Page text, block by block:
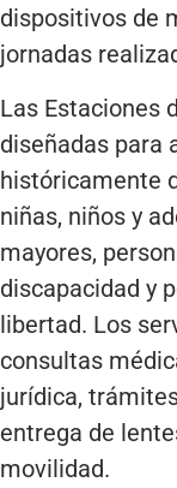
dispositivos de
jornadas
Las Estaciones
diseñadas para
históricamente
niñas, niños y
mayores,
discapacidad y
libertad. Los
consultas
jurídica,
entrega de
movilidad.